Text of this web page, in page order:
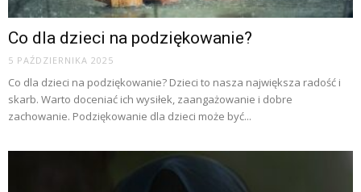
Co dla dzieci na podziękowanie?
5 PAŹDZIERNIKA 2025
Co dla dzieci na podziękowanie? Dzieci to nasza największa radość i
skarb. Warto doceniać ich wysiłek, zaangażowanie i dobre
zachowanie. Podziękowanie dla dzieci może być...